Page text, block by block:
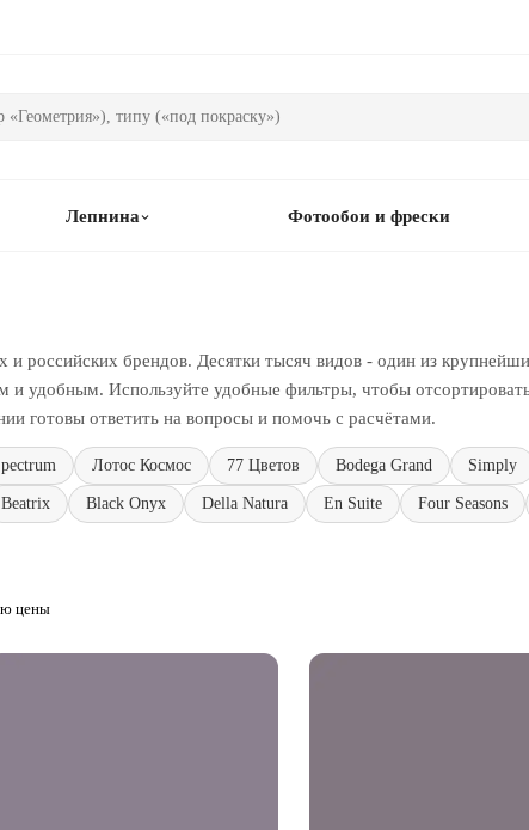
Лепнина Фотообои и фрески
российских брендов. Десятки тысяч видов - один из
и удобным. Используйте удобные фильтры, чтобы
готовы ответить на вопросы и помочь с расчётами.
Лотос Космос 77 Цветов Bodega Grand Simply
Beatrix Black Onyx Della Natura En Suite Four Seasons
цены